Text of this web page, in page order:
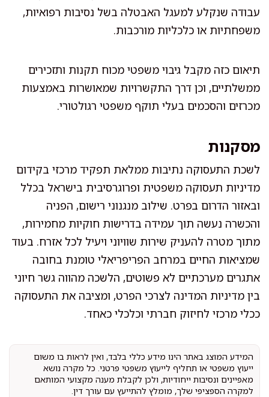
עבודה שנקלע למעגל האבטלה בשל נסיבות רפואיות,
משפחתיות או כלכליות מורכבות.
תיאום כזה מקבל גיבוי משפטי מכוח תקנות ותזכירים
ממשלתיים, וכן דרך התקשרויות שמאושרות באמצעות
מכרזים והסכמים בעלי תוקף משפטי רגולטורי.
מסקנות
לשכת התעסוקה נתיבות ממלאת תפקיד מרכזי בקידום
מדיניות תעסוקה משפטית ופרוגרסיבית בישראל בכלל
ובאזור הדרום בפרט. שילוב מנגנוני רישום, הפניה
והכשרה נעשה תוך עמידה בדרישות חוקיות מחמירות,
מתוך מטרה להעניק שירות שוויוני ויעיל לכל אזרח. בעוד
שמציאות החיים במרחב הפריפריאלי טומנת בחובה
אתגרים מערכתיים לא פשוטים, הלשכה מהווה גשר חיוני
בין מדיניות המדינה לצרכי הפרט, ומציבה את התעסוקה
ככלי מרכזי לחיזוק חברתי וכלכלי כאחד.
המידע המוצג באתר הינו מידע כללי בלבד, ואין לראות בו משום
ייעוץ משפטי או תחליף לייעוץ משפטי פרטני. כל מקרה נושא
מאפיינים ונסיבות ייחודיות, ולכן לקבלת מענה מקצועי המותאם
למקרה הספציפי שלך, מומלץ להתייעץ עם עורך דין.